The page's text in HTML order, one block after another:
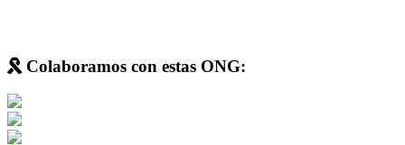
Colaboramos con estas ONG: